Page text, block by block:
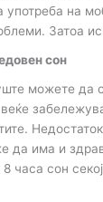
употреба на
Затоа
сон
можете да
да има и
часа сон